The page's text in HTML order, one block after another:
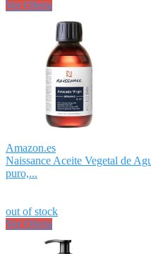
Ver Oferta
Amazon.es
Naissance Aceite Vegetal de
puro,...
out of stock
Ver Oferta